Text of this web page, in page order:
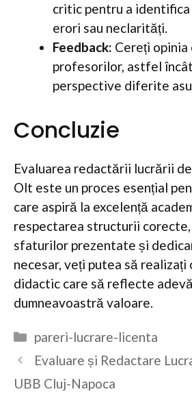
critic pentru a
erori sau neclarități.
Feedback: Cereți
profesorilor, astfel
perspective diferite
Concluzie
Evaluarea redactării lucrării
Olt este un proces esențial
care aspiră la excelență
respectarea structurii corecte,
sfaturilor prezentate și
necesar, veți putea să realizați
didactic care să reflecte
dumneavoastră valoare.
Categorii
pareri-lucrare-licenta
Evaluare și Redactare
UBB Cluj-Napoca